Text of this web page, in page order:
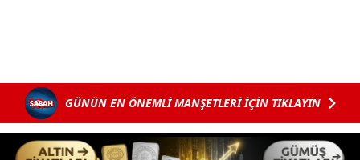
GÜNÜN EN ÖNEMLİ MANŞETLERİ İÇİN TIKLAYIN